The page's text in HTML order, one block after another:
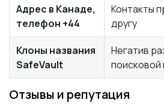
Адрес в Канаде,
телефон +44
Контакты
другу
Клоны названия
SafeVault
Негатив
поисковой
Отзывы и репутация